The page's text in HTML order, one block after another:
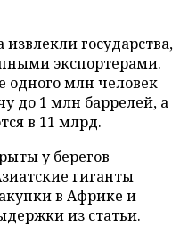
государства,
экспортерами.
одного млн человек
до 1 млн баррелей, а
в 11 млрд.
у берегов
гиганты
в Африке и
из статьи.